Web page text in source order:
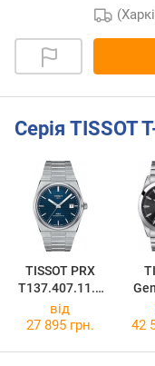
Серія TISSOT
TISSOT PRX
T137.407.11.0
41.00
від
27 895 грн.
42